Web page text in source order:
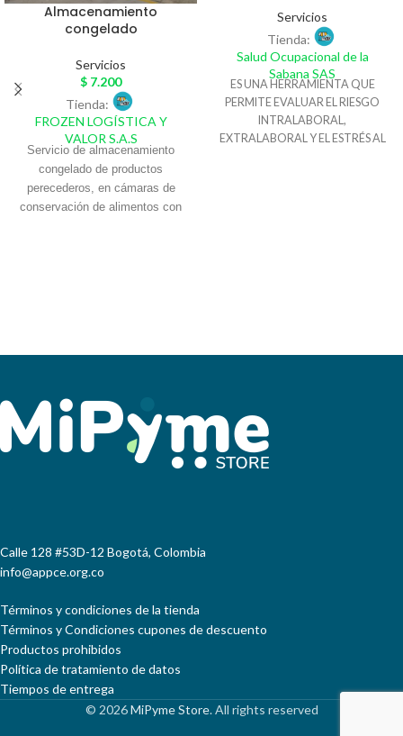
Almacenamiento
congelado
Servicios
$ 7.200
Tienda:
FROZEN LOGÍSTICA Y
VALOR S.A.S
Servicio de almacenamiento
congelado de productos
perecederos, en cámaras de
conservación de alimentos con
Centro Industrial Marysol en
Servicios
Tienda:
Salud Ocupacional de la
Sabana SAS
ES UNA HERRAMIENTA QUE
PERMITE EVALUAR EL RIESGO
INTRALABORAL,
EXTRALABORAL Y EL ESTRÉS AL
Calle 128 #53D-12 Bogotá, Colombia
info@appce.org.co
Términos y condiciones de la tienda
Términos y Condiciones cupones de descuento
Productos prohibidos
Política de tratamiento de datos
Tiempos de entrega
© 2026MiPyme Store. All rights reserved